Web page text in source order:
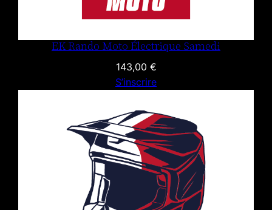
EK Rando Moto Électrique Samedi
143,00 €
S’inscrire